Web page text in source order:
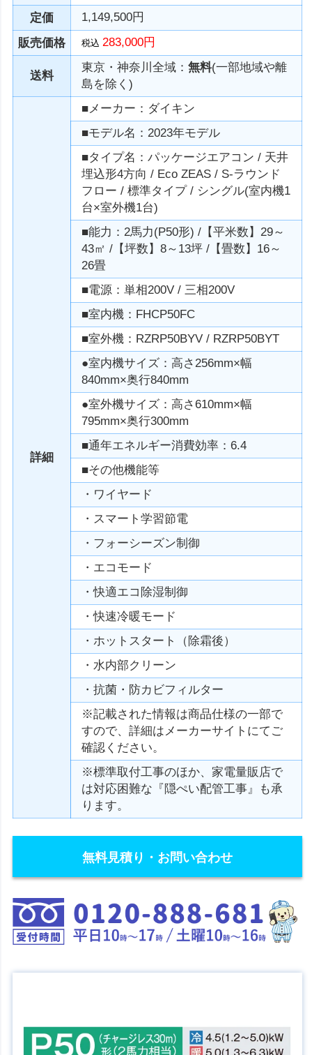
定価
1,149,500円
販売価格
税込283,000円
送料
東京・神奈川全域：無料(一部地域や離
島を除く)
詳細
■メーカー：ダイキン
■モデル名：2023年モデル
■タイプ名：パッケージエアコン / 天井
埋込形4方向 / Eco ZEAS / S-ラウンド
フロー / 標準タイプ / シングル(室内機1
台×室外機1台)
■能力：2馬力(P50形) /【平米数】29～
43㎡ /【坪数】8～13坪 /【畳数】16～
26畳
■電源：単相200V / 三相200V
■室内機：FHCP50FC
■室外機：RZRP50BYV / RZRP50BYT
●室内機サイズ：高さ256mm×幅
840mm×奥行840mm
●室外機サイズ：高さ610mm×幅
795mm×奥行300mm
■通年エネルギー消費効率：6.4
■その他機能等
・ワイヤード
・スマート学習節電
・フォーシーズン制御
・エコモード
・快適エコ除湿制御
・快速冷暖モード
・ホットスタート（除霜後）
・水内部クリーン
・抗菌・防カビフィルター
※記載された情報は商品仕様の一部で
すので、詳細はメーカーサイトにてご
確認ください。
※標準取付工事のほか、家電量販店で
は対応困難な『隠ぺい配管工事』も承
ります。
無料見積り・お問い合わせ